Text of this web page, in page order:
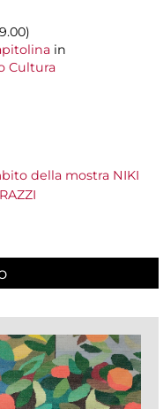
in
Cultura
della mostra NIKI